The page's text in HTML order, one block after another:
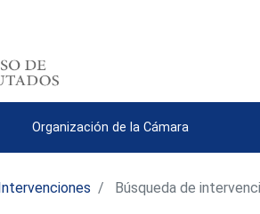
Organización de la Cámara
Búsqueda de